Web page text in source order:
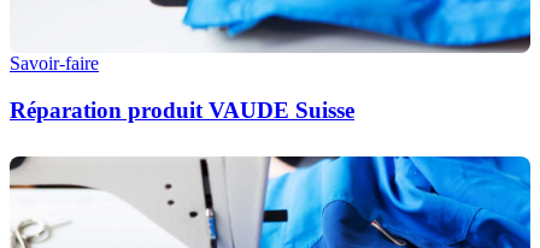
Savoir-faire
Réparation produit VAUDE Suisse